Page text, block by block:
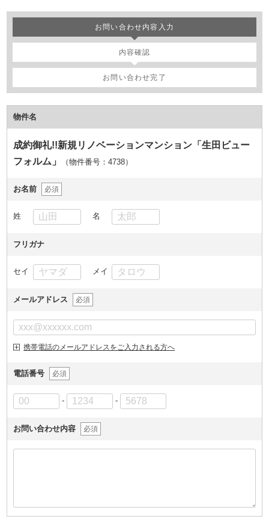
お問い合わせ内容入力
内容確認
お問い合わせ完了
物件名
成約御礼!!新規リノベーションマンション「生田ビュー
フォルム」
（物件番号：4738）
お名前 必須
姓 名
フリガナ
セイ メイ
メールアドレス 必須
携帯電話のメールアドレスをご入力される方へ
電話番号 必須
- -
お問い合わせ内容 必須